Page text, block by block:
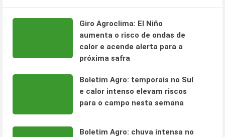
Giro Agroclima: El Niño
aumenta o risco de ondas de
calor e acende alerta para a
próxima safra
Boletim Agro: temporais no Sul
e calor intenso elevam riscos
para o campo nesta semana
Boletim Agro: chuva intensa no